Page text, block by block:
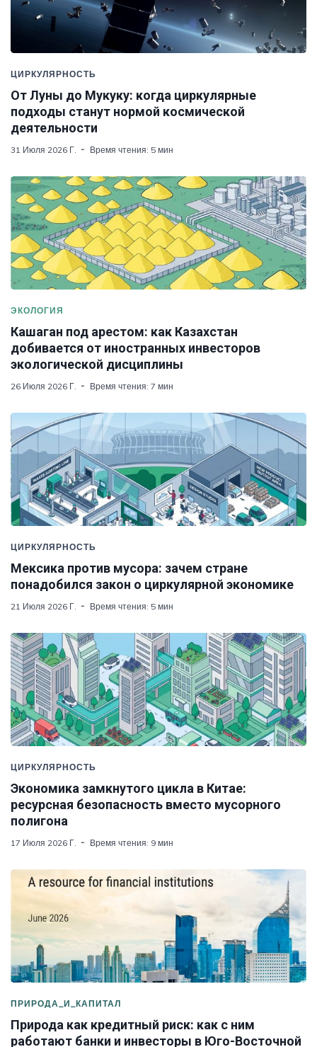
ЦИРКУЛЯРНОСТЬ
От Луны до Мукуку: когда циркулярные
подходы станут нормой космической
деятельности
31 Июля 2026 Г. Время чтения: 5 мин
ЭКОЛОГИЯ
Кашаган под арестом: как Казахстан
добивается от иностранных инвесторов
экологической дисциплины
26 Июля 2026 Г. Время чтения: 7 мин
ЦИРКУЛЯРНОСТЬ
Мексика против мусора: зачем стране
понадобился закон о циркулярной экономике
21 Июля 2026 Г. Время чтения: 5 мин
ЦИРКУЛЯРНОСТЬ
Экономика замкнутого цикла в Китае:
ресурсная безопасность вместо мусорного
полигона
17 Июля 2026 Г. Время чтения: 9 мин
ПРИРОДА_И_КАПИТАЛ
Природа как кредитный риск: как с ним
работают банки и инвесторы в Юго-Восточной